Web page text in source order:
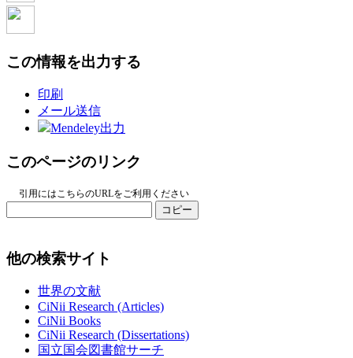
この情報を出力する
印刷
メール送信
Mendeley出力
このページのリンク
引用にはこちらのURLをご利用ください
コピー
他の検索サイト
世界の文献
CiNii Research (Articles)
CiNii Books
CiNii Research (Dissertations)
国立国会図書館サーチ